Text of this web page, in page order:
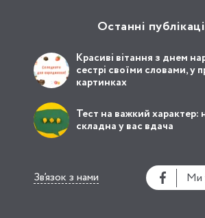
Останні
Красиві вітання з днем
сестрі своїми словами, у
картинках
Тест на важкий характер:
складна у вас вдача
Ми
Зв’язок з нами